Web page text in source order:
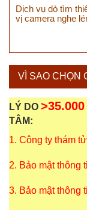
Dịch vụ dò tìm
vị camera nghe
VÌ SAO CHỌN
LÝ DO >35.000
TÂM:
1. Công ty thám
2. Bảo mật thông
3. Bảo mật thông